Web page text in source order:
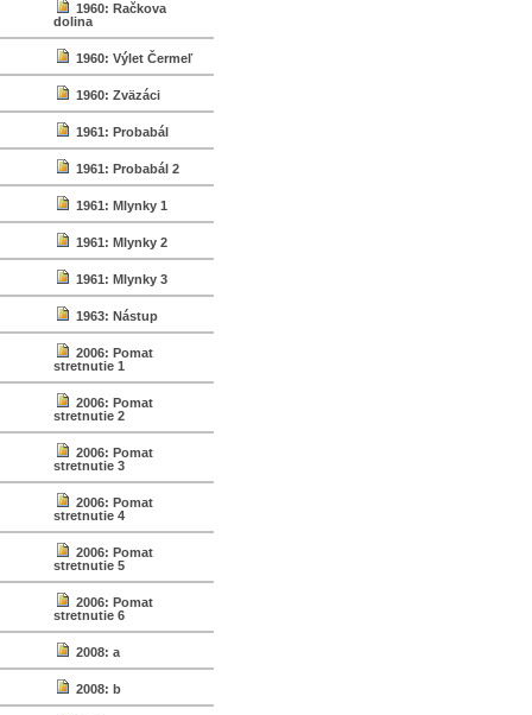
1960: Račkova
dolina
1960: Výlet Čermeľ
1960: Zväzáci
1961: Probabál
1961: Probabál 2
1961: Mlynky 1
1961: Mlynky 2
1961: Mlynky 3
1963: Nástup
2006: Pomat
stretnutie 1
2006: Pomat
stretnutie 2
2006: Pomat
stretnutie 3
2006: Pomat
stretnutie 4
2006: Pomat
stretnutie 5
2006: Pomat
stretnutie 6
2008: a
2008: b